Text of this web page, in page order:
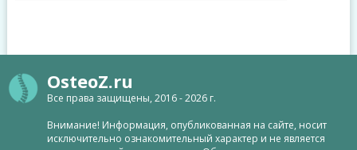
OsteoZ.ru
Все права защищены, 2016 - 2026 г.
Внимание! Информация, опубликованная на сайте, носит
исключительно ознакомительный характер и не является